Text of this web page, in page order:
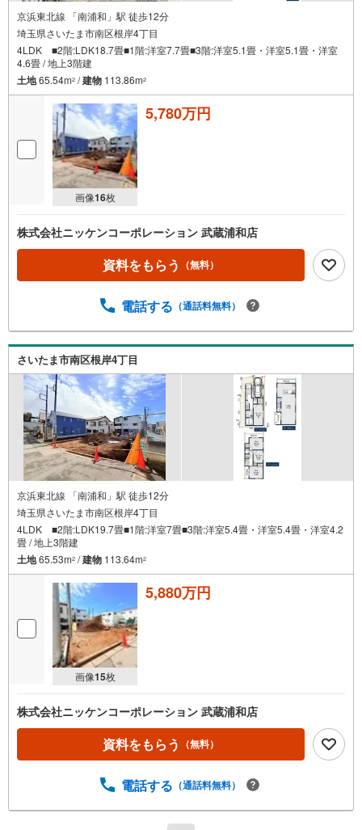
京浜東北線 「南浦和」駅 徒歩12分
埼玉県さいたま市南区根岸4丁目
4LDK ■2階:LDK18.7畳■1階:洋室7.7畳■3階:洋室5.1畳・洋室5.1畳・洋室
4.6畳 / 地上3階建
土地65.54m2 /建物 113.86m2
画像16枚
5,780万円
株式会社ニッケンコーポレーション 武蔵浦和店
資料をもらう （無料）
電話する （通話料無料）
さいたま市南区根岸4丁目
京浜東北線 「南浦和」駅 徒歩12分
埼玉県さいたま市南区根岸4丁目
4LDK ■2階:LDK19.7畳■1階:洋室7畳■3階:洋室5.4畳・洋室5.4畳・洋室4.2
畳 / 地上3階建
土地65.53m2 /建物 113.64m2
画像15枚
5,880万円
株式会社ニッケンコーポレーション 武蔵浦和店
資料をもらう （無料）
電話する （通話料無料）